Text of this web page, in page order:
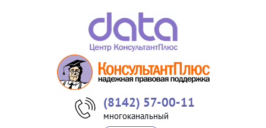
(8142) 57-00-11
многоканальный